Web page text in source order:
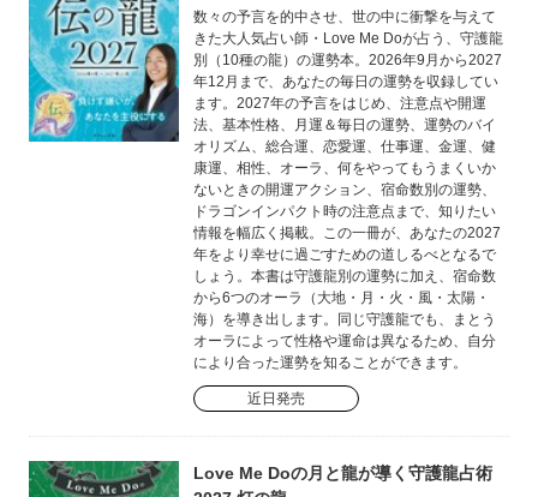
数々の予言を的中させ、世の中に衝撃を与えて
きた大人気占い師・Love Me Doが占う、守護龍
別（10種の龍）の運勢本。2026年9月から2027
年12月まで、あなたの毎日の運勢を収録してい
ます。2027年の予言をはじめ、注意点や開運
法、基本性格、月運＆毎日の運勢、運勢のバイ
オリズム、総合運、恋愛運、仕事運、金運、健
康運、相性、オーラ、何をやってもうまくいか
ないときの開運アクション、宿命数別の運勢、
ドラゴンインパクト時の注意点まで、知りたい
情報を幅広く掲載。この一冊が、あなたの2027
年をより幸せに過ごすための道しるべとなるで
しょう。本書は守護龍別の運勢に加え、宿命数
から6つのオーラ（大地・月・火・風・太陽・
海）を導き出します。同じ守護龍でも、まとう
オーラによって性格や運命は異なるため、自分
により合った運勢を知ることができます。
近日発売
Love Me Doの月と龍が導く守護龍占術